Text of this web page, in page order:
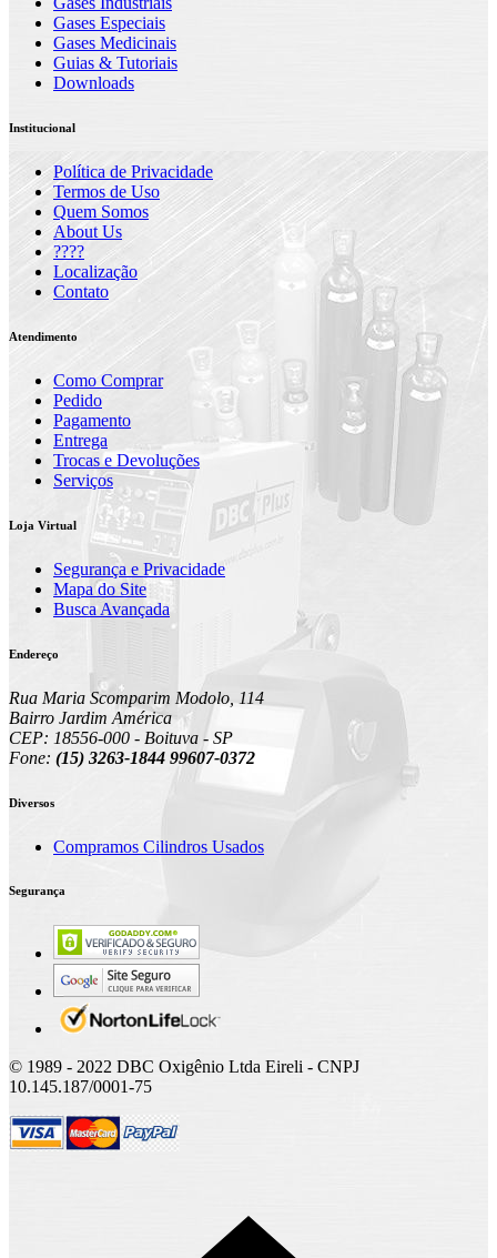
Gases Especiais
Gases Medicinais
Guias & Tutoriais
Downloads
Institucional
Política de Privacidade
Termos de Uso
Quem Somos
About Us
????
Localização
Contato
Atendimento
Como Comprar
Pedido
Pagamento
Entrega
Trocas e Devoluções
Serviços
Loja Virtual
Segurança e Privacidade
Mapa do Site
Busca Avançada
Endereço
Rua Maria Scomparim Modolo, 114
Bairro Jardim América
CEP: 18556-000 - Boituva - SP
Fone: (15) 3263-1844 99607-0372
Diversos
Compramos Cilindros Usados
Segurança
© 1989 - 2022 DBC Oxigênio Ltda Eireli - CNPJ
10.145.187/0001-75